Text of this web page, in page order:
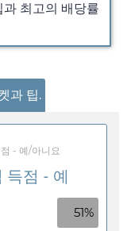
최고의 배당률
과 팁.
- 예/아니요
득점 - 예
51%